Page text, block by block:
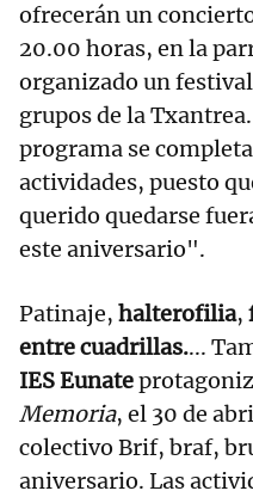
ofrecerán un
20.00 horas, en la
organizado un
grupos de la
programa se
actividades, puesto
querido quedarse
este aniversario".
Patinaje, halterofilia,
entre cuadrillas....
IES Eunate
Memoria, el 30 de
colectivo Brif, braf,
aniversario. Las